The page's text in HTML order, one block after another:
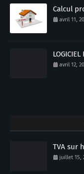
Calcul
avril 11,
LOGICIEL
avril 12,
TVA sur
juillet 15,